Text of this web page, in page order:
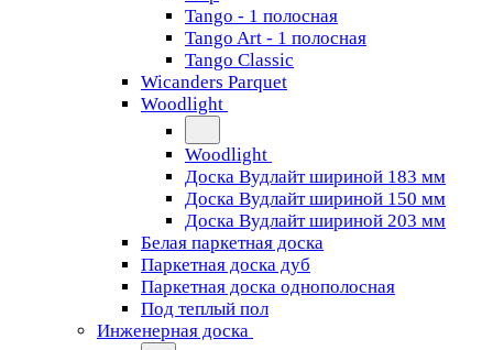
Tango - 1 полосная
Tango Art - 1 полосная
Tango Classiс
Wicanders Parquet
Woodlight
Woodlight
Доска Вудлайт шириной 183 мм
Доска Вудлайт шириной 150 мм
Доска Вудлайт шириной 203 мм
Белая паркетная доска
Паркетная доска дуб
Паркетная доска однополосная
Под теплый пол
Инженерная доска